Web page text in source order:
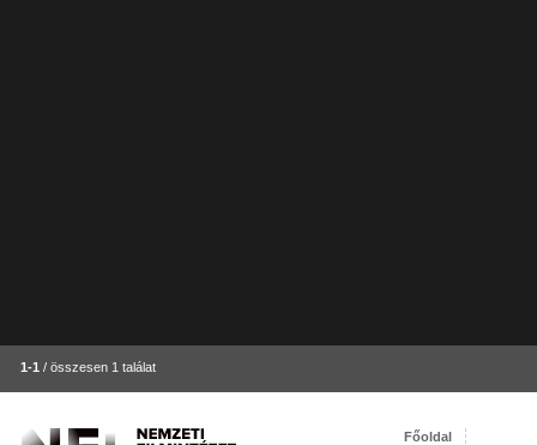
1-1 / összesen 1 találat
Főoldal